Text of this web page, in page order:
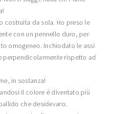
costruita da sola. Ho preso le
con un pennello duro, per
omogeneo. Inchiodato le assi
perpendicolarmente rispetto ad
in sostanza!
il colore è diventato più
che desidevaro.